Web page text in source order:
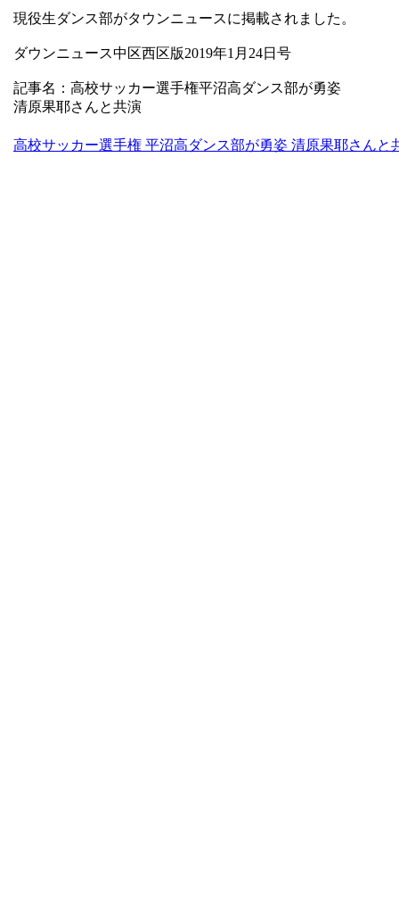
現役生ダンス部がタウンニュースに掲載されました。
ダウンニュース中区西区版2019年1月24日号
記事名：高校サッカー選手権平沼高ダンス部が勇姿
清原果耶さんと共演
高校サッカー選手権 平沼高ダンス部が勇姿 清原果耶さんと